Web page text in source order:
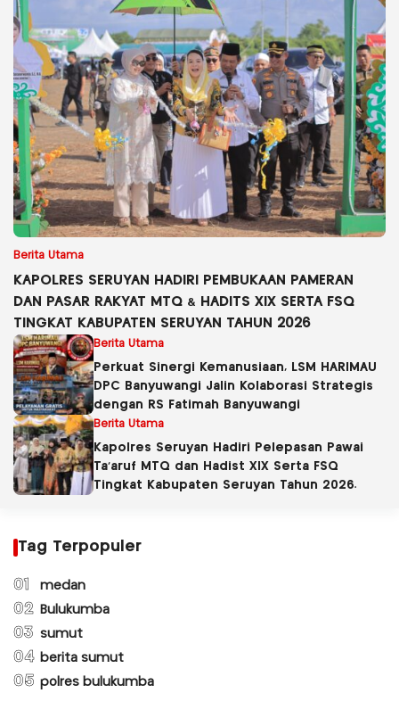
Berita Utama
KAPOLRES SERUYAN HADIRI PEMBUKAAN PAMERAN
DAN PASAR RAKYAT MTQ & HADITS XIX SERTA FSQ
TINGKAT KABUPATEN SERUYAN TAHUN 2026
Berita Utama
Perkuat Sinergi Kemanusiaan, LSM HARIMAU
DPC Banyuwangi Jalin Kolaborasi Strategis
dengan RS Fatimah Banyuwangi
Berita Utama
Kapolres Seruyan Hadiri Pelepasan Pawai
Ta’aruf MTQ dan Hadist XlX Serta FSQ
Tingkat Kabupaten Seruyan Tahun 2026.
Tag Terpopuler
01 medan
02 Bulukumba
03 sumut
04 berita sumut
05 polres bulukumba